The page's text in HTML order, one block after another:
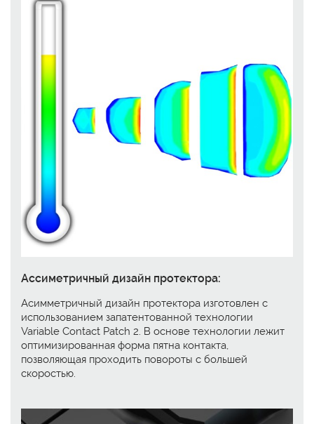
Ассиметричный дизайн протектора:
Асимметричный дизайн протектора изготовлен с
использованием запатентованной технологии
Variable Contact Patch 2. В основе технологии лежит
оптимизированная форма пятна контакта,
позволяющая проходить повороты с большей
скоростью.